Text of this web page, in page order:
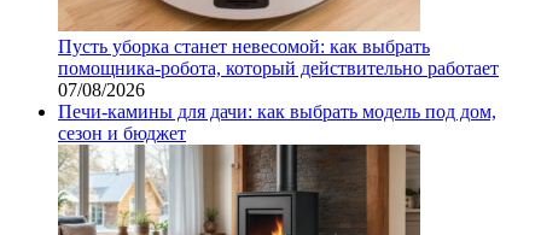
Пусть уборка станет невесомой: как выбрать
помощника‑робота, который действительно работает
07/08/2026
Печи-камины для дачи: как выбрать модель под дом,
сезон и бюджет